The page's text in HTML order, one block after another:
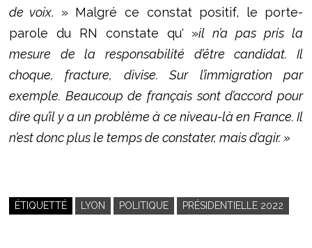
de voix. » Malgré ce constat positif, le porte-
parole du RN constate qu' »il n’a pas pris la
mesure de la responsabilité d’être candidat. Il
choque, fracture, divise. Sur l’immigration par
exemple. Beaucoup de français sont d’accord pour
dire qu’il y a un problème à ce niveau-là en France. Il
n’est donc plus le temps de constater, mais d’agir. »
ÉTIQUETTÉ LYON POLITIQUE PRÉSIDENTIELLE 2022